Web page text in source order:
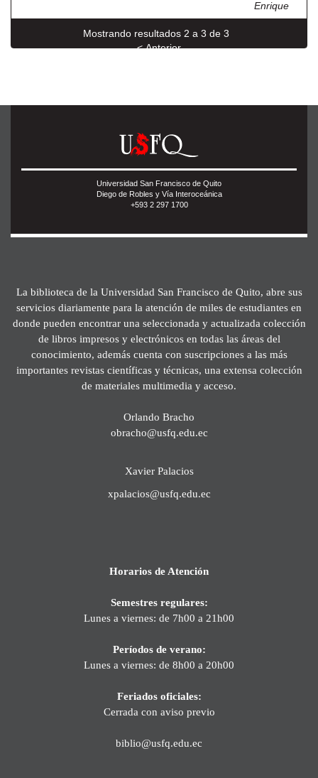
Enrique
Mostrando resultados 2 a 3 de 3
< Anterior
Universidad San Francisco de Quito
Diego de Robles y Vía Interoceánica
+593 2 297 1700
La biblioteca de la Universidad San Francisco de Quito, abre sus
servicios diariamente para la atención de miles de estudiantes en
donde pueden encontrar una seleccionada y actualizada colección
de libros impresos y electrónicos en todas las áreas del
conocimiento, además cuenta con suscripciones a las más
importantes revistas científicas y técnicas, una extensa colección
de materiales multimedia y acceso.
Orlando Bracho
obracho@usfq.edu.ec
Xavier Palacios
xpalacios@usfq.edu.ec
Horarios de Atención
Semestres regulares:
Lunes a viernes: de 7h00 a 21h00
Períodos de verano:
Lunes a viernes: de 8h00 a 20h00
Feriados oficiales:
Cerrada con aviso previo
biblio@usfq.edu.ec